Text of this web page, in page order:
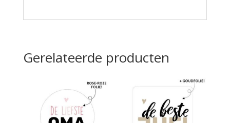
Gerelateerde producten